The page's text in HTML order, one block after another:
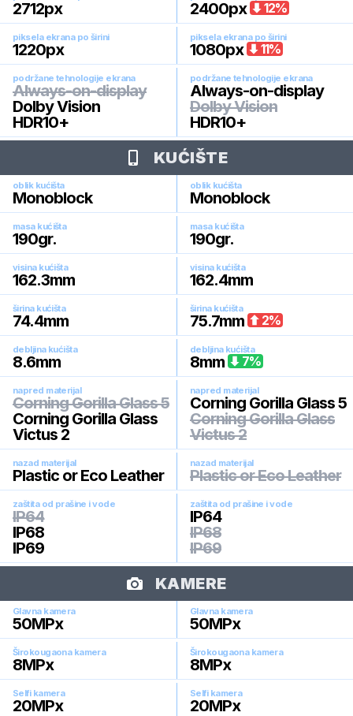
2712px 2400px 12%
piksela ekrana po širini
1220px
piksela ekrana po širini
1080px 11%
podržane tehnologije ekrana
Always-on-display
Dolby Vision
HDR10+
podržane tehnologije ekrana
Always-on-display
Dolby Vision
HDR10+
KUĆIŠTE
oblik kućišta
Monoblock
oblik kućišta
Monoblock
masa kućišta
190gr.
masa kućišta
190gr.
visina kućišta
162.3mm
visina kućišta
162.4mm
širina kućišta
74.4mm
širina kućišta
75.7mm 2%
debljina kućišta
8.6mm
debljina kućišta
8mm 7%
napred materijal
Corning Gorilla Glass 5
Corning Gorilla Glass
Victus 2
napred materijal
Corning Gorilla Glass 5
Corning Gorilla Glass
Victus 2
nazad materijal
Plastic or Eco Leather
nazad materijal
Plastic or Eco Leather
zaštita od prašine i vode
IP64
IP68
IP69
zaštita od prašine i vode
IP64
IP68
IP69
KAMERE
Glavna kamera
50MPx
Glavna kamera
50MPx
Širokougaona kamera
8MPx
Širokougaona kamera
8MPx
Selfi kamera
20MPx
Selfi kamera
20MPx